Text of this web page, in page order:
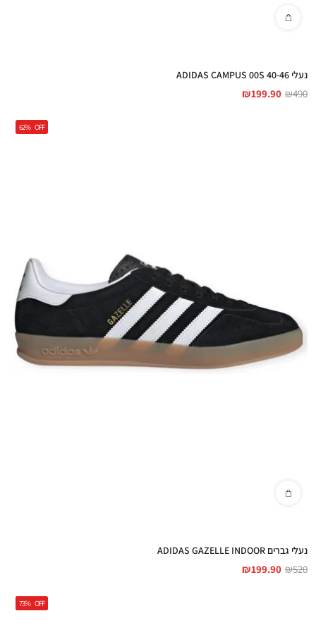
Adidas Originals Jeans - ג'ינסים שיגרמו לכם
לבלוט
נעלי ADIDAS CAMPUS 00S 40-46
₪490
₪199.90
62% OFF
נעלי גברים ADIDAS GAZELLE INDOOR
₪520
₪199.90
47% OFF
73% OFF